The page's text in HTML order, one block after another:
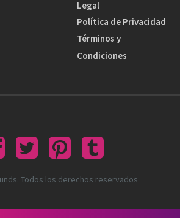
Legal
Política de Privacidad
Términos y
Condiciones
Todos los derechos reservados